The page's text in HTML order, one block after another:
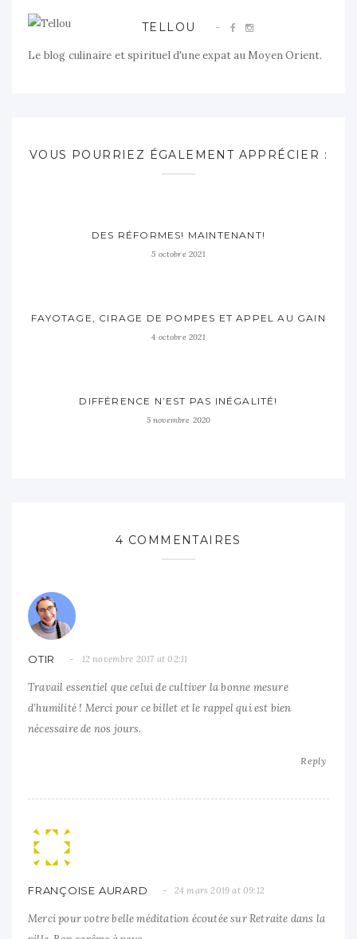
TELLOU
Le blog culinaire et spirituel d'une expat au Moyen Orient.
VOUS POURRIEZ ÉGALEMENT APPRÉCIER :
DES RÉFORMES! MAINTENANT!
5 octobre 2021
FAYOTAGE, CIRAGE DE POMPES ET APPEL AU GAIN
4 octobre 2021
DIFFÉRENCE N’EST PAS INÉGALITÉ!
5 novembre 2020
4 COMMENTAIRES
OTIR 12 novembre 2017 at 02:11
Travail essentiel que celui de cultiver la bonne mesure
d’humilité ! Merci pour ce billet et le rappel qui est bien
nécessaire de nos jours.
Reply
FRANÇOISE AURARD 24 mars 2019 at 09:12
Merci pour votre belle méditation écoutée sur Retraite dans la